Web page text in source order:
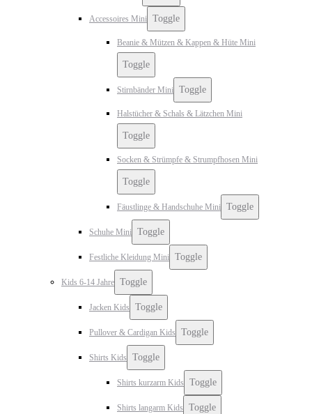
Accessoires Mini Toggle
Beanie & Mützen & Kappen & Hüte Mini
Toggle
Stirnbänder Mini Toggle
Halstücher & Schals & Lätzchen Mini
Toggle
Socken & Strümpfe & Strumpfhosen Mini
Toggle
Fäustlinge & Handschuhe Mini Toggle
Schuhe Mini Toggle
Festliche Kleidung Mini Toggle
Kids 6-14 Jahre Toggle
Jacken Kids Toggle
Pullover & Cardigan Kids Toggle
Shirts Kids Toggle
Shirts kurzarm Kids Toggle
Shirts langarm Kids Toggle